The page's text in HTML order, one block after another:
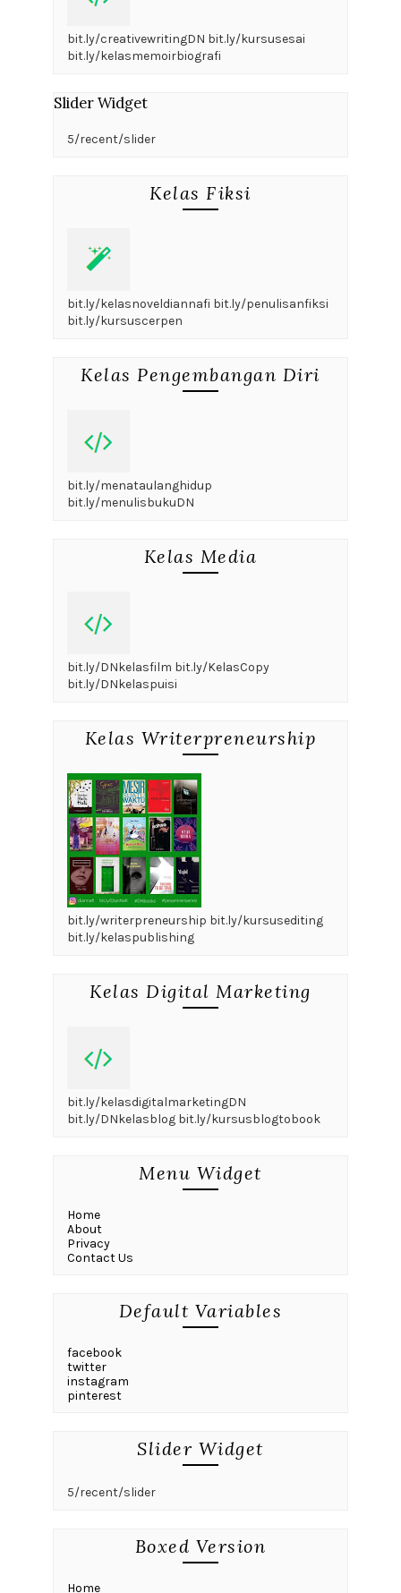
bit.ly/creativewritingDN bit.ly/kursusesai
bit.ly/kelasmemoirbiografi
Slider Widget
5/recent/slider
Kelas Fiksi
bit.ly/kelasnoveldiannafi bit.ly/penulisanfiksi
bit.ly/kursuscerpen
Kelas Pengembangan Diri
bit.ly/menataulanghidup
bit.ly/menulisbukuDN
Kelas Media
bit.ly/DNkelasfilm bit.ly/KelasCopy
bit.ly/DNkelaspuisi
Kelas Writerpreneurship
bit.ly/writerpreneurship bit.ly/kursusediting
bit.ly/kelaspublishing
Kelas Digital Marketing
bit.ly/kelasdigitalmarketingDN
bit.ly/DNkelasblog bit.ly/kursusblogtobook
Menu Widget
Home
About
Privacy
Contact Us
Default Variables
facebook
twitter
instagram
pinterest
Slider Widget
5/recent/slider
Boxed Version
Home